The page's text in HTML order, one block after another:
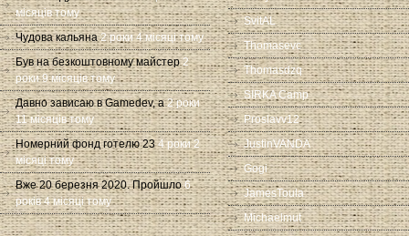
місяців тому
Чудова кальяна 2 роки 4 місяці тому
Був на безкоштовному майстер 2
роки 9 місяців тому
Давно зависаю в Gamedev, а 2 роки
11 місяців тому
Номерний фонд готелю 23 4 роки 2
місяці тому
Вже 20 березня 2020. Пройшло 6
років 4 місяці тому
SvitAL
Thomasevc
Thomasdzq
SIRKA Camp
Proslavv12
JustinVANDA
Gogi
JamesToula
Michaelmut